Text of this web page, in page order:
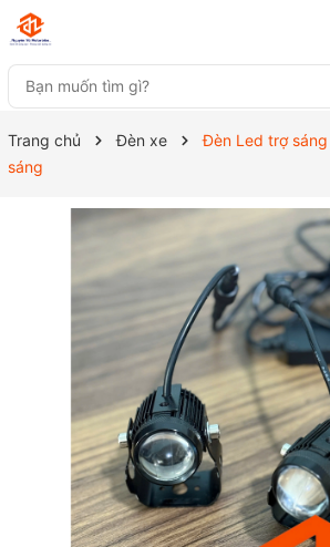
Trang chủ Đèn xe
Đèn Led trợ sáng
sáng